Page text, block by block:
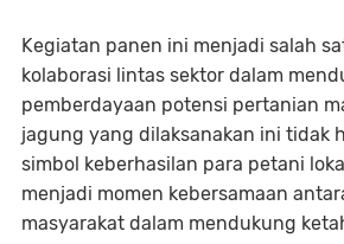
Kegiatan panen ini menjadi salah
kolaborasi lintas sektor dalam
pemberdayaan potensi pertanian
jagung yang dilaksanakan ini tidak
simbol keberhasilan para petani
menjadi momen kebersamaan
masyarakat dalam mendukung